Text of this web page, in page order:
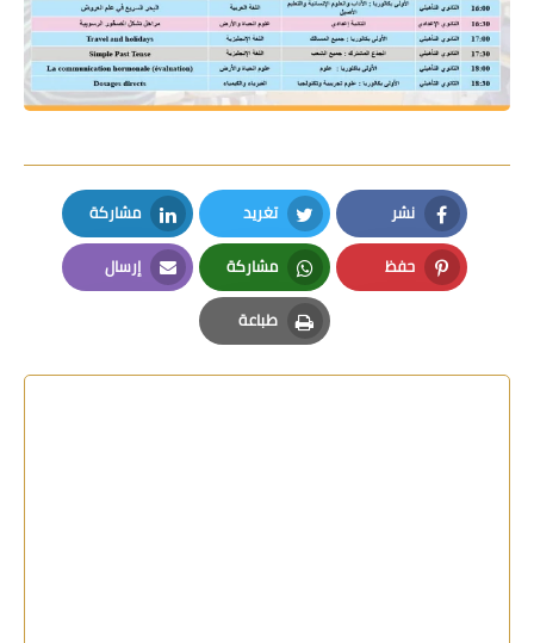
نشر
Facebook
تغريد
Twitter
مشاركة
LinkedIn
حفظ
Pinterest
مشاركة
Whatsapp
إرسال
Email
طباعة
Print